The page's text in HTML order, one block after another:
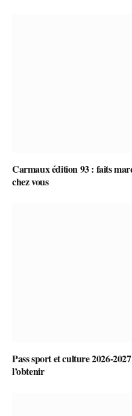
Carmaux édition 93 : faits
chez vous
Pass sport et culture 2026-
l’obtenir